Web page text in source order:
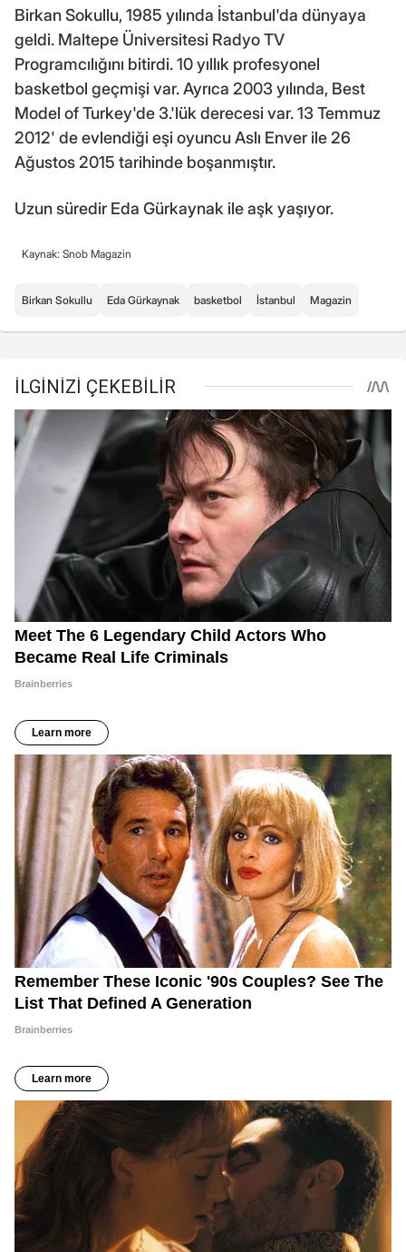
Birkan Sokullu, 1985 yılında İstanbul'da dünyaya
geldi. Maltepe Üniversitesi Radyo TV
Programcılığını bitirdi. 10 yıllık profesyonel
basketbol geçmişi var. Ayrıca 2003 yılında, Best
Model of Turkey'de 3.'lük derecesi var. 13 Temmuz
2012' de evlendiği eşi oyuncu Aslı Enver ile 26
Ağustos 2015 tarihinde boşanmıştır.
Uzun süredir Eda Gürkaynak ile aşk yaşıyor.
Kaynak: Snob Magazin
Birkan Sokullu Eda Gürkaynak basketbol İstanbul Magazin